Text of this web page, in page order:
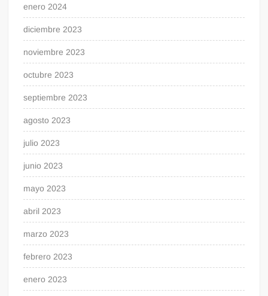
enero 2024
diciembre 2023
noviembre 2023
octubre 2023
septiembre 2023
agosto 2023
julio 2023
junio 2023
mayo 2023
abril 2023
marzo 2023
febrero 2023
enero 2023